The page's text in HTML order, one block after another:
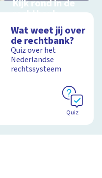
Kijk rond in de
rechtbank
schoolplaat over
rechtspraak in
Nederland
Schoolplaat
Wat weet jij over
de rechtbank?
Quiz over het
Nederlandse
rechtssysteem
Quiz